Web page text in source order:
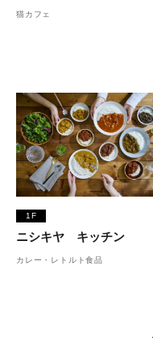
猫カフェ
1F
ニシキヤ キッチン
カレー・レトルト食品